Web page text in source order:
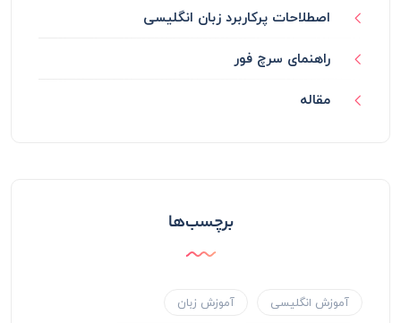
اصطلاحات پرکاربرد زبان انگلیسی
راهنمای سرچ فور
مقاله
برچسب‌ها
آموزش انگلیسی
آموزش زبان